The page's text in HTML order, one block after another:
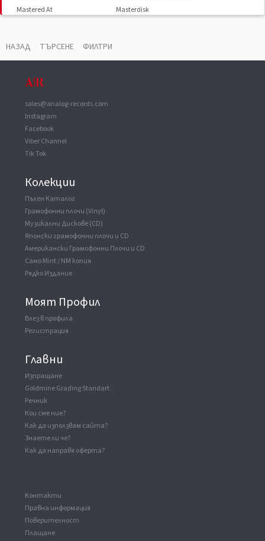
Mastered At
Masterdisk
НАЗАД ТЪРСЕНЕ ФИЛТРИ
sales@analog-records.com
Instagram
Facebook
Viber Channel
Tik Tok
Колекции
Пълен Каталог
Грамофонни плочи (Vinyl)
Музикални Дискове (CD)
Японски грамофонни плочи и CD
Американски Грамофонни Плочи и CD
Само Mint / NM копия
Рядко Издание
Моят Профил
Влез в профила
Регистрация
Главни
Изпращане
Goldmine Grading Standart
Речник
Кои сме ние?
Как да използвам сайта?
Знаете ли че?
Как да направя оферта?
Kонтакти
Правна информация
Поверителност
Плащане